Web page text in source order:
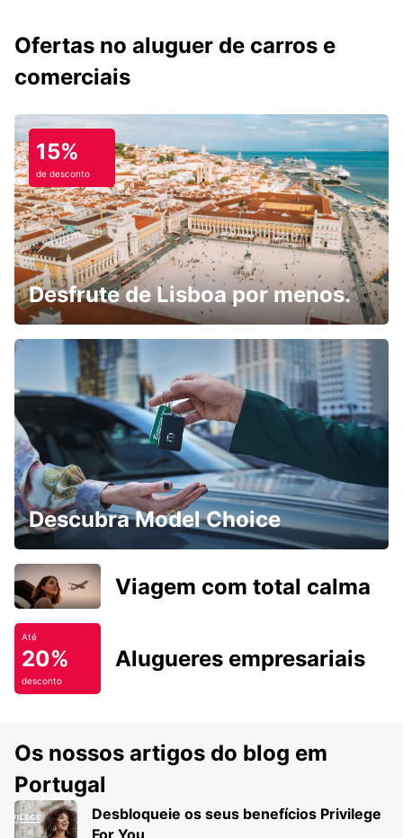
Ofertas no aluguer de carros e
comerciais
15%
de desconto
Desfrute de Lisboa por menos.
Descubra Model Choice
Viagem com total calma
Até
20%
desconto
Alugueres empresariais
Os nossos artigos do blog em
Portugal
Desbloqueie os seus benefícios Privilege